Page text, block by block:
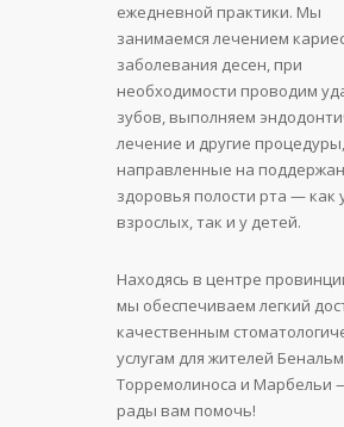
ежедневной практики. Мы
занимаемся лечением
заболевания десен, при
необходимости проводим
зубов, выполняем
лечение и другие процедуры,
направленные на
здоровья полости рта — как
взрослых, так и у детей.
Находясь в центре
мы обеспечиваем легкий
качественным
услугам для жителей
Торремолиноса и Марбельи
рады вам помочь!